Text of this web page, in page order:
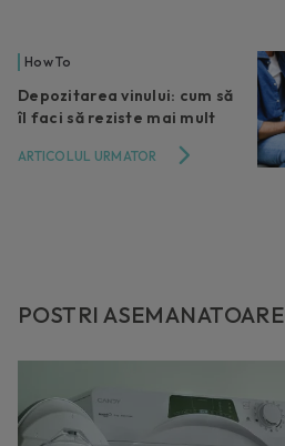
POSTRI ASEMANATOARE
How To
Depozitarea vinului: cum să
îl faci să reziste mai mult
ARTICOLUL URMATOR